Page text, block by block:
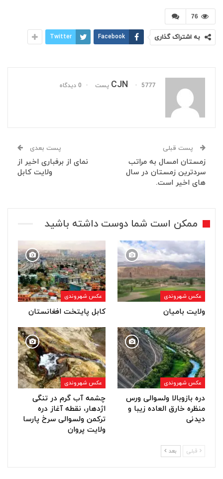
76
به اشتراک گذاری Facebook
Twitter
CJN 5777 پست 0 دیدگاه
پست قبلی
‏زمستان امسال به مراتب
سردترین زمستان در سال
های اخیر است.
پست بعدی
نمای از برفباری اخیر از
ولایت کابل
ممکن است شما دوست داشته باشید
عکس شهروندی
ولایت بامیان
عکس شهروندی
کابل پایتخت افغانستان
عکس شهروندی
دره بازوبالا ولسوالی ورس
منظره خارق العاده زیبا و
دیدنی
عکس شهروندی
چشمه آب گرم در تنگی
اژدهار، نقطه آغاز دره
ترکمن ولسوالی سرخ پارسا
ولایت پروان
قبلی بعد